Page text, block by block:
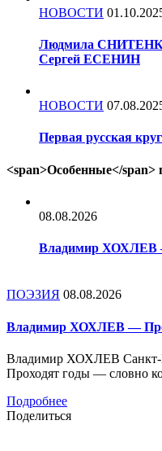
НОВОСТИ
Людмила
Сергей ЕСЕНИН
НОВОСТИ
Первая русская
<span>Особенные</span>
08.08.2026
Владимир ХОХЛЕВ
ПОЭЗИЯ 08.08.2026
Владимир ХОХЛЕВ —
Владимир ХОХЛЕВ
Проходят годы — словно
Подробнее
Поделиться